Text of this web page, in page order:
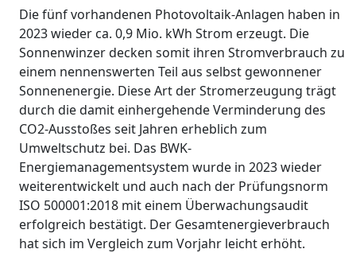
Die fünf vorhandenen Photovoltaik-Anlagen haben in
2023 wieder ca. 0,9 Mio. kWh Strom erzeugt. Die
Sonnenwinzer decken somit ihren Stromverbrauch zu
einem nennenswerten Teil aus selbst gewonnener
Sonnenenergie. Diese Art der Stromerzeugung trägt
durch die damit einhergehende Verminderung des
CO2-Ausstoßes seit Jahren erheblich zum
Umweltschutz bei. Das BWK-
Energiemanagementsystem wurde in 2023 wieder
weiterentwickelt und auch nach der Prüfungsnorm
ISO 500001:2018 mit einem Überwachungsaudit
erfolgreich bestätigt. Der Gesamtenergieverbrauch
hat sich im Vergleich zum Vorjahr leicht erhöht.